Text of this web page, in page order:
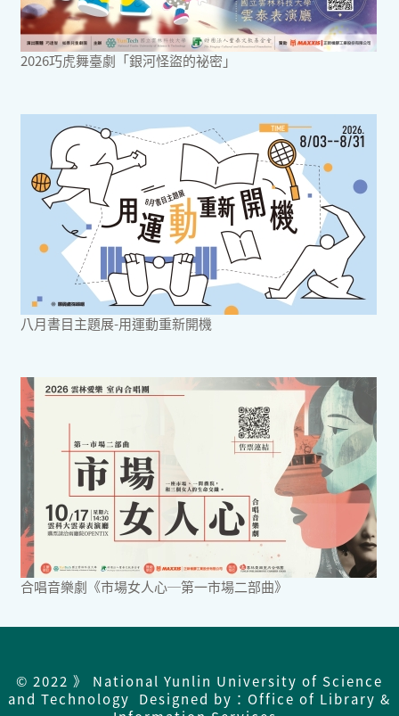
2026巧虎舞臺劇「銀河怪盜的祕密」
八月書目主題展-用運動重新開機
合唱音樂劇《市場女人心─第一市場二部曲》
© 2022 》 National Yunlin University of Science
and Technology Designed by：Office of Library &